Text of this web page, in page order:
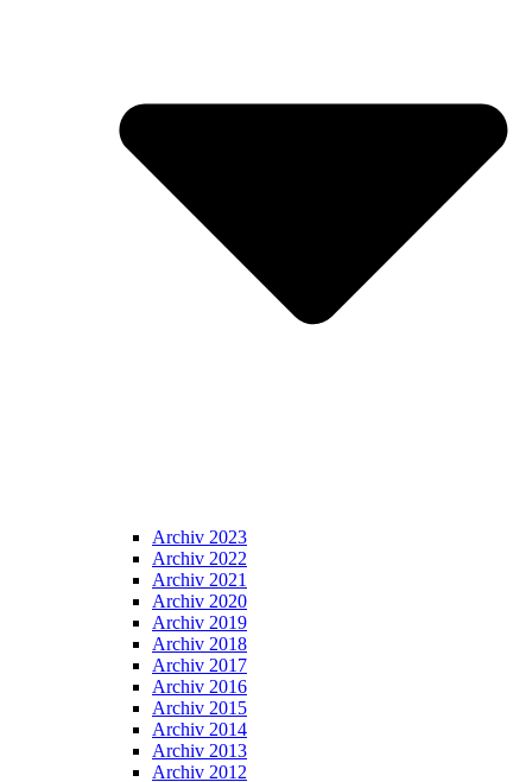
Archiv 2023
Archiv 2022
Archiv 2021
Archiv 2020
Archiv 2019
Archiv 2018
Archiv 2017
Archiv 2016
Archiv 2015
Archiv 2014
Archiv 2013
Archiv 2012